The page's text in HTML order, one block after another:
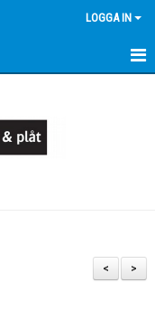
LOGGA IN
>
<